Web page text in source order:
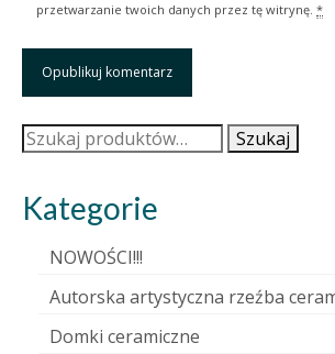
przetwarzanie twoich danych przez tę witrynę. *
Szukaj: Szukaj
Kategorie
NOWOŚCI!!!
Autorska artystyczna rzeźba
Domki ceramiczne